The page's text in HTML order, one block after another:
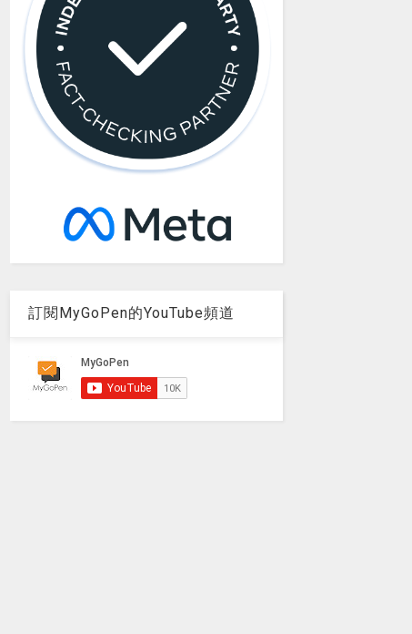
訂閱MyGoPen的YouTube頻道